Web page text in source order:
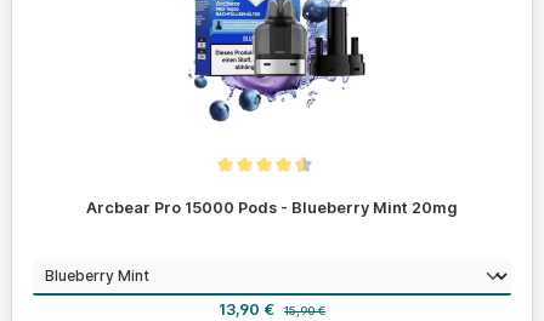
Arcbear Pro 15000 Pods - Blueberry Mint 20mg
Geschmack
Verkaufspreis:
13,90 € 15,90 €